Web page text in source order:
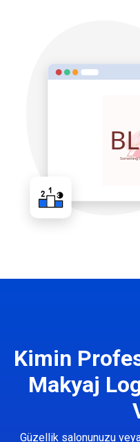
Kimin
Makyaj
Güzellik salonunuzu